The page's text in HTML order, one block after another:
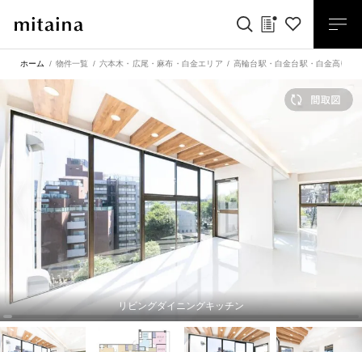
ホーム 物件一覧 六本木・広尾・麻布・白金エリア 高輪台駅 ・白金台駅 ・白金高輪駅
リビングダイニングキッチン